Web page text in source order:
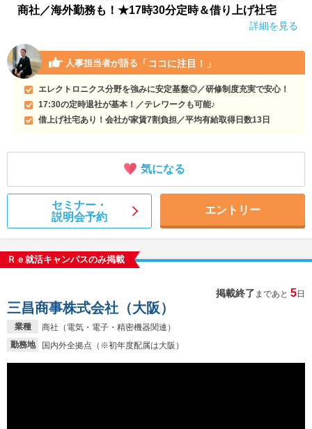
商社／海外勤務も！★17時30分定時＆借り上げ社宅
詳細を見る
人事担当者が語る 「ココに注目！」
エレクトロニクス分野を強みに安定基盤◎／研修制度充実で安心！
17:30の定時退社が基本！／テレワークも可能♪
借上げ社宅あり！会社が家賃7割負担／平均有給取得日数13日
気になる
セミナー・
説明会予約
エントリー
Ｒｅ就活キャンパスのみ掲載
掲載終了 まであと 5日
業種
商社（電気・電子・精密機器関連）
勤務地
国内外全拠点（※初年度配属は大阪）
三昌商事株式会社（大阪）